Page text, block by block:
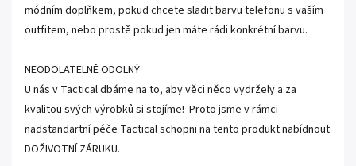
módním doplňkem, pokud chcete sladit barvu telefonu s vaším
outfitem, nebo prostě pokud jen máte rádi konkrétní barvu.
NEODOLATELNĚ ODOLNÝ
U nás v Tactical dbáme na to, aby věci něco vydržely a za
kvalitou svých výrobků si stojíme! Proto jsme v rámci
nadstandartní péče Tactical schopni na tento produkt nabídnout
DOŽIVOTNÍ ZÁRUKU.